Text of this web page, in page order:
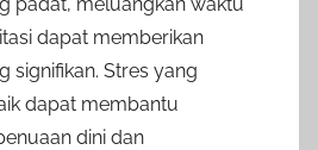
dapat memberikan
signifikan. Stres yang
dapat membantu
dini dan